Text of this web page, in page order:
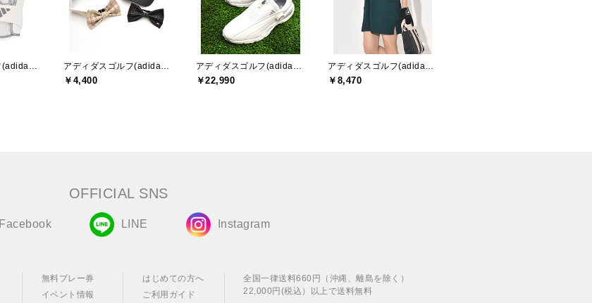
￥4,400 ￥22,990 ￥8,470
OFFICIAL SNS
Facebook LINE Instagram
無料プレー券
イベント情報
はじめての方へ
ご利用ガイド
全国一律送料660円（沖縄、離島を除く）
22,000円(税込）以上で送料無料